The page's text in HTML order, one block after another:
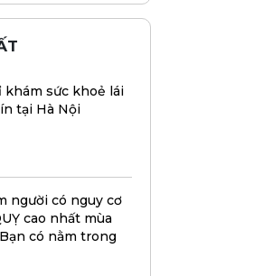
khám sức khoẻ lái
tại Hà Nội
người có nguy cơ
cao nhất mùa
có nằm trong